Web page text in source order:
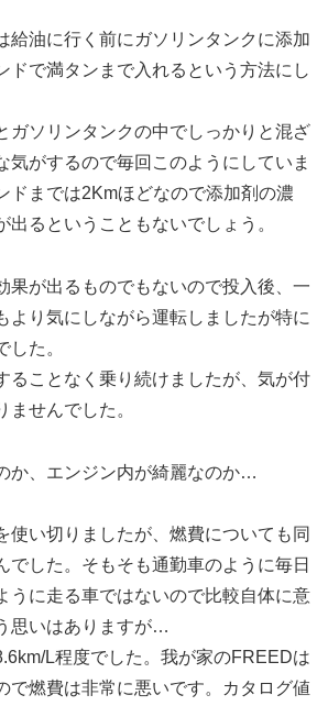
給油に行く前にガソリンタンクに添加
ドで満タンまで入れるという方法にし
ガソリンタンクの中でしっかりと混ざ
気がするので毎回このようにしていま
ドまでは2Kmほどなので添加剤の濃
出るということもないでしょう。
果が出るものでもないので投入後、一
より気にしながら運転しましたが特に
した。
ることなく乗り続けましたが、気が付
ませんでした。
か、エンジン内が綺麗なのか…
使い切りましたが、燃費についても同
でした。そもそも通勤車のように毎日
うに走る車ではないので比較自体に意
思いはありますが…
L程度でした。我が家のFREEDは
で燃費は非常に悪いです。カタログ値